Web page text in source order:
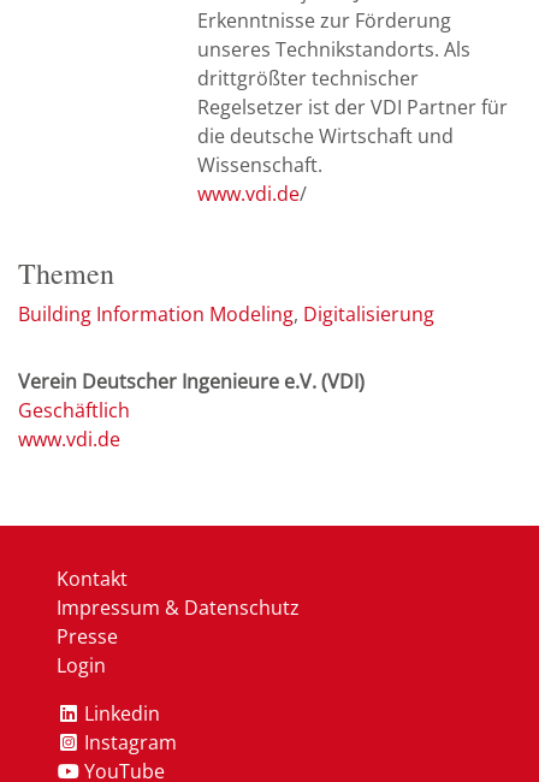
Erkenntnisse zur Förderung
unseres Technikstandorts. Als
drittgrößter technischer
Regelsetzer ist der VDI Partner für
die deutsche Wirtschaft und
Wissenschaft.
www.vdi.de/
Themen
Building Information Modeling Digitalisierung
Verein Deutscher Ingenieure e.V. (VDI)
Geschäftlich
www.vdi.de
Kontakt
Impressum & Datenschutz
Presse
Login
Linkedin
Instagram
YouTube